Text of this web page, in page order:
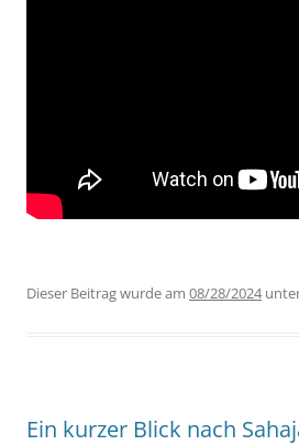
Dieser Beitrag wurde am 08/28/2024
Ein kurzer Blick nach